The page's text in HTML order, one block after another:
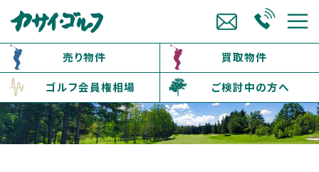
売り物件
買取物件
ゴルフ会員権相場
ご検討中の方へ